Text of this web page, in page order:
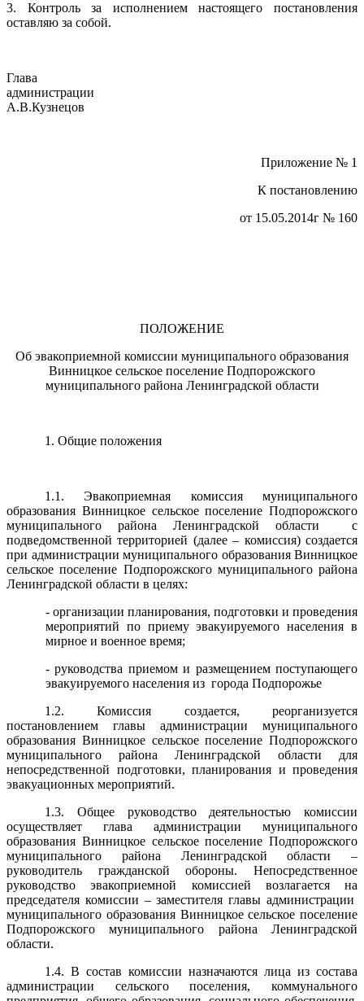
3. Контроль за исполнением настоящего постановления
оставляю за собой.
Глава
А.В.Кузнецов
Приложение № 1
К постановлению
от 15.05.2014г № 160
ПОЛОЖЕНИЕ
Об эвакоприемной комиссии муниципального образования
Винницкое сельское поселение Подпорожского
муниципального района Ленинградской области
1. Общие положения
1.1. Эвакоприемная комиссия муниципального
образования Винницкое сельское поселение Подпорожского
муниципального района Ленинградской области с
подведомственной территорией (далее – комиссия) создается
при администрации муниципального образования Винницкое
сельское поселение Подпорожского муниципального района
Ленинградской области в целях:
- организации планирования, подготовки и проведения
мероприятий по приему эвакуируемого населения в
мирное и военное время;
- руководства приемом и размещением поступающего
эвакуируемого населения из города Подпорожье
1.2. Комиссия создается, реорганизуется
постановлением главы администрации муниципального
образования Винницкое сельское поселение Подпорожского
муниципального района Ленинградской области для
непосредственной подготовки, планирования и проведения
эвакуационных мероприятий.
1.3. Общее руководство деятельностью комиссии
осуществляет глава администрации муниципального
образования Винницкое сельское поселение Подпорожского
муниципального района Ленинградской области –
руководитель гражданской обороны. Непосредственное
руководство эвакоприемной комиссией возлагается на
председателя комиссии – заместителя главы администрации
муниципального образования Винницкое сельское поселение
Подпорожского муниципального района Ленинградской
области.
1.4. В состав комиссии назначаются лица из состава
администрации сельского поселения, коммунального